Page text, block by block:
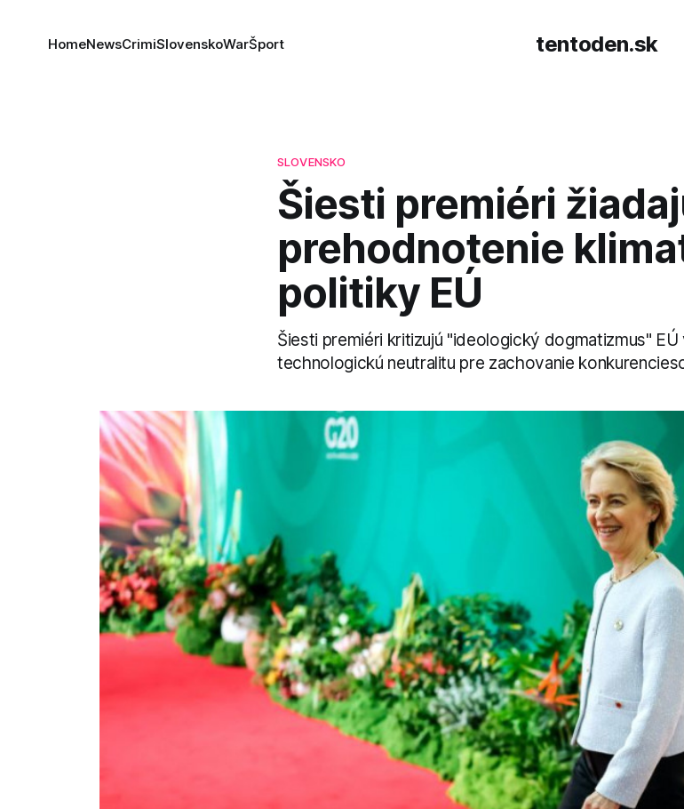
tentoden.sk
HomeNewsCrimiSlovenskoWarŠport
SLOVENSKO
Šiesti premiéri
prehodnotenie
politiky EÚ
Šiesti premiéri kritizujú "ideologický dogmatizmus"
technologickú neutralitu pre zachovanie